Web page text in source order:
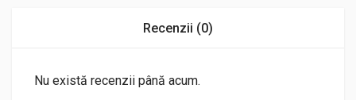
Recenzii (0)
Nu există recenzii până acum.